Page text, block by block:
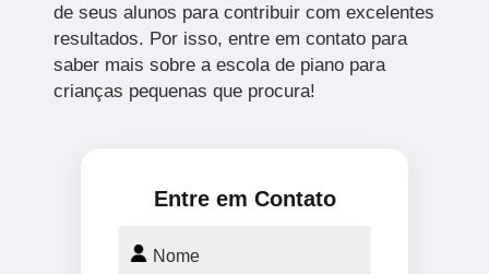
de seus alunos para contribuir com excelentes
resultados. Por isso, entre em contato para
saber mais sobre a escola de piano para
crianças pequenas que procura!
Entre em Contato